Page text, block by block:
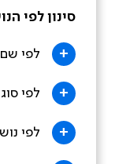
סינון לפי
+ לפי
+ לפי
+ לפי